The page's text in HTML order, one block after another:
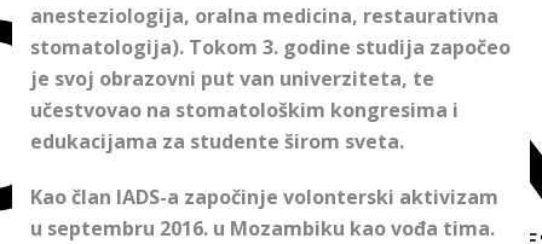
anesteziologija, oralna medicina, restaurativna
stomatologija). Tokom 3. godine studija započeo
je svoj obrazovni put van univerziteta, te
učestvovao na stomatološkim kongresima i
edukacijama za studente širom sveta.
Kao član IADS-a započinje volonterski aktivizam
u septembru 2016. u Mozambiku kao vođa tima.